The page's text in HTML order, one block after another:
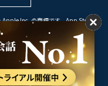
Inc. の商標です。App Store は
です。
標です。
英会話
Reserved.